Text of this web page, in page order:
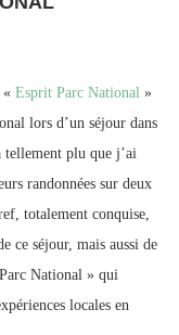
« Esprit Parc National »
lors d’un séjour dans
tellement plu que j’ai
randonnées sur deux
totalement conquise,
ce séjour, mais aussi de
National » qui
locales en